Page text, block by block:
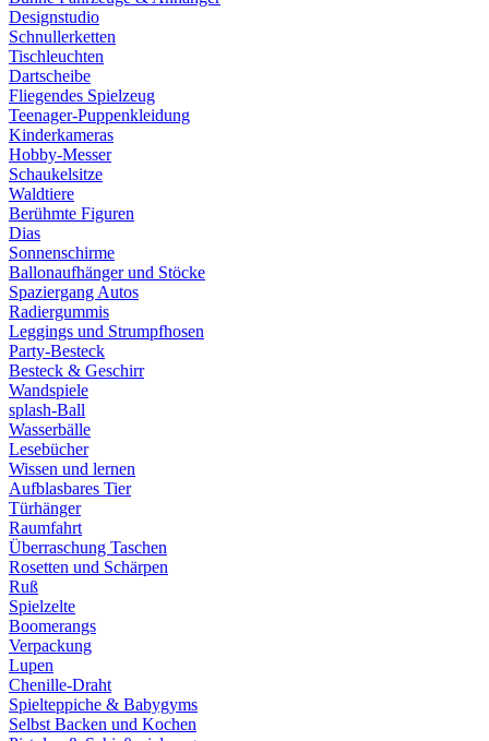
Designstudio
Schnullerketten
Tischleuchten
Dartscheibe
Fliegendes Spielzeug
Teenager-Puppenkleidung
Kinderkameras
Hobby-Messer
Schaukelsitze
Waldtiere
Berühmte Figuren
Dias
Sonnenschirme
Ballonaufhänger und Stöcke
Spaziergang Autos
Radiergummis
Leggings und Strumpfhosen
Party-Besteck
Besteck & Geschirr
Wandspiele
splash-Ball
Wasserbälle
Lesebücher
Wissen und lernen
Aufblasbares Tier
Türhänger
Raumfahrt
Überraschung Taschen
Rosetten und Schärpen
Ruß
Spielzelte
Boomerangs
Verpackung
Lupen
Chenille-Draht
Spielteppiche & Babygyms
Selbst Backen und Kochen